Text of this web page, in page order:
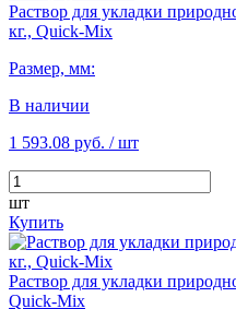
Раствор для укладки
кг., Quick-Mix
Размер, мм:
В наличии
1 593.08 руб. / шт
шт
Купить
Раствор для укладки
Quick-Mix